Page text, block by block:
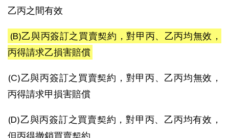
乙丙之間有效
(B)乙與丙簽訂之買賣契約，對甲丙、乙丙均無效，
丙得請求乙損害賠償
(C)乙與丙簽訂之買賣契約，對甲丙、乙丙均無效，
丙得請求甲損害賠償
(D)乙與丙簽訂之買賣契約，對甲丙、乙丙均有效，
但丙得撤銷買賣契約